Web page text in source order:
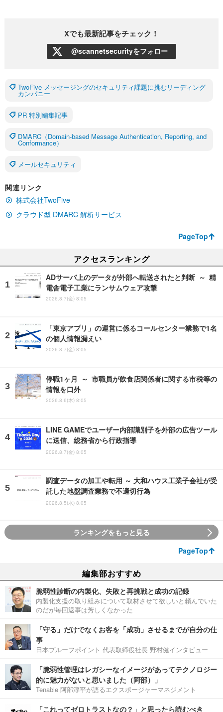
Xでも最新記事をチェック！
@scannetsecurityをフォロー
TwoFive メッセージングのセキュリティ課題に挑むリーディング
カンパニー
PR 特別編集記事
DMARC（Domain-based Message Authentication, Reporting, and
Conformance）
メールセキュリティ
関連リンク
株式会社TwoFive
クラウド型 DMARC 解析サービス
PageTop
アクセスランキング
ADサーバ上のデータが外部へ転送されたと判断 ～ 精
電舎電子工業にランサムウェア攻撃
2026.8.7(金) 8:05
「東京アプリ」の運営に係るコールセンター業務で1名
の個人情報漏えい
2026.8.7(金) 8:05
停職1ヶ月 ～ 市職員が飲食店関係者に関する市税等の
情報を口外
2026.8.6(木) 8:05
LINE GAMEでユーザー内部識別子を外部の広告ツール
に送信、総務省から行政指導
2026.8.7(金) 8:05
調査データの加工や転用 ～ 大和ハウス工業子会社が受
託した地盤調査業務で不適切行為
2026.8.5(水) 8:05
ランキングをもっと見る
PageTop
編集部おすすめ
脆弱性診断の内製化、失敗と再挑戦と成功の記録
内製化支援の取り組みについて取材させて欲しいと頼んでいた
のだが毎回返事は芳しくなかった
「守る」だけでなくお客を「成功」させるまでが自分の仕
事
日本プルーフポイント 代表取締役社長 野村健インタビュー
「脆弱性管理はレガシーなイメージがあってテクノロジー
的に魅力がないと思いました（阿部）」
Tenable 阿部淳平が語るエクスポージャーマネジメント
「これってゼロトラストなの？」と思ったら読むべき